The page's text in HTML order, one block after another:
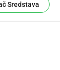
Sredstava